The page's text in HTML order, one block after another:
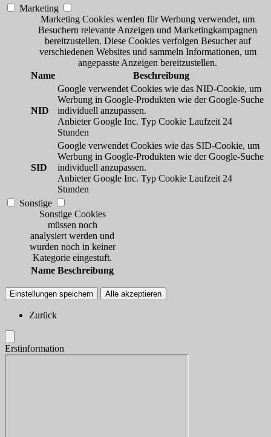
Marketing
Marketing Cookies werden für Werbung verwendet, um
Besuchern relevante Anzeigen und Marketingkampagnen
bereitzustellen. Diese Cookies verfolgen Besucher auf
verschiedenen Websites und sammeln Informationen, um
angepasste Anzeigen bereitzustellen.
Name
Beschreibung
NID
Google verwendet Cookies wie das NID-Cookie, um
Werbung in Google-Produkten wie der Google-Suche
individuell anzupassen.
Anbieter Google Inc. Typ Cookie Laufzeit 24
Stunden
SID
Google verwendet Cookies wie das SID-Cookie, um
Werbung in Google-Produkten wie der Google-Suche
individuell anzupassen.
Anbieter Google Inc. Typ Cookie Laufzeit 24
Stunden
Sonstige
Sonstige Cookies
müssen noch
analysiert werden und
wurden noch in keiner
Kategorie eingestuft.
Name Beschreibung
Einstellungen speichern Alle akzeptieren
Zurück
Erstinformation